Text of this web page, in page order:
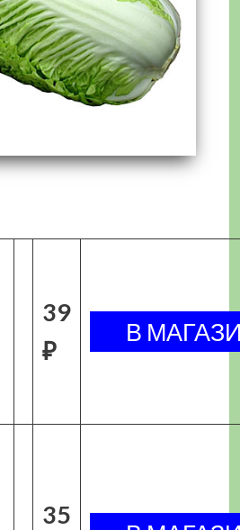
39
₽
35